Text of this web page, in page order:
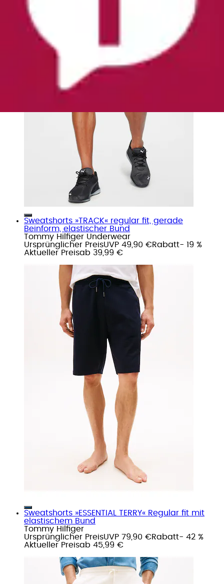
Sweatshorts »TRACK« regular fit, gerade
Beinform, elastischer Bund
Tommy Hilfiger Underwear
Ursprünglicher PreisUVP 49,90 €Rabatt- 19 %
Aktueller Preisab 39,99 €
Sweatshorts »ESSENTIAL TERRY« Regular fit mit
elastischem Bund
Tommy Hilfiger
Ursprünglicher PreisUVP 79,90 €Rabatt- 42 %
Aktueller Preisab 45,99 €